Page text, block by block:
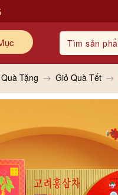
Tặng Giỏ Quà Tết